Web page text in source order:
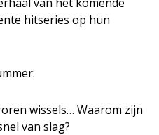
hitseries op hun
wissels… Waarom zijn
van slag?